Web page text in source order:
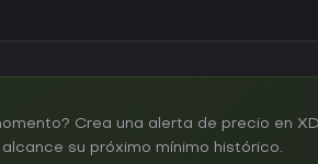
Crea una alerta de precio en
su próximo mínimo histórico.